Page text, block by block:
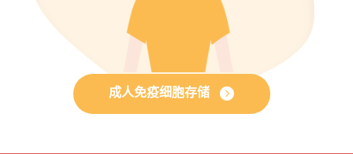
成人免疫细胞存储